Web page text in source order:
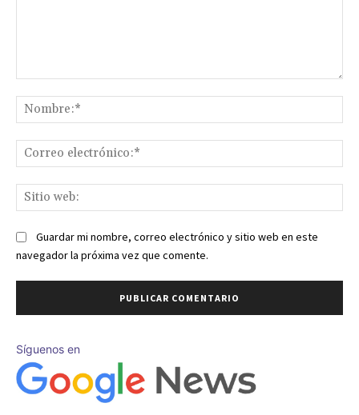
Guardar mi nombre, correo electrónico y sitio web en este
navegador la próxima vez que comente.
Síguenos en